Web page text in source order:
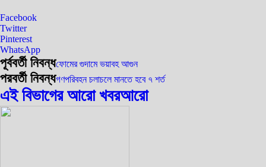
Facebook
Twitter
Pinterest
WhatsApp
পূর্ববর্তী নিবন্ধফোমের গুদামে ভয়াবহ আগুন
পরবর্তী নিবন্ধগণপরিবহন চলাচলে মানতে হবে ৭ শর্ত
এই বিভাগের আরো খবরআরো